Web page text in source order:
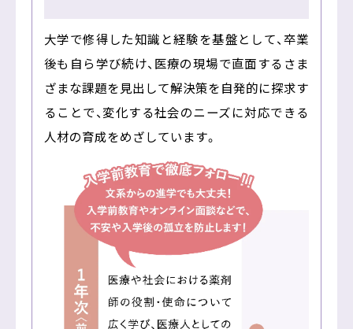
大学で修得した知識と経験を基盤として、卒業
後も自ら学び続け、医療の現場で直面するさま
ざまな課題を見出して解決策を自発的に探求す
ることで、変化する社会のニーズに対応できる
人材の育成をめざしています。